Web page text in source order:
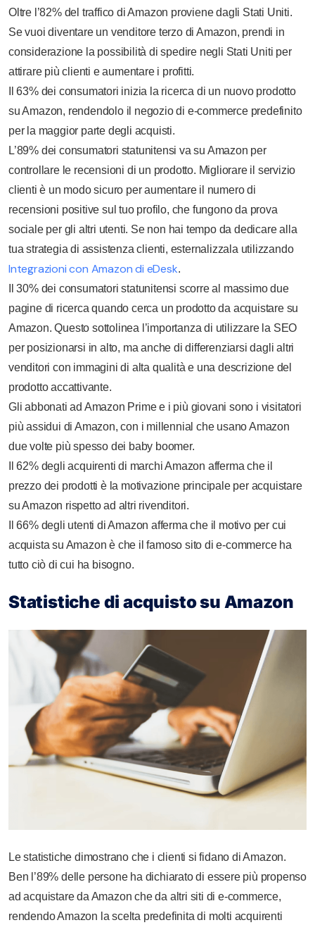
Oltre l’82% del traffico di Amazon proviene dagli Stati Uniti.
Se vuoi diventare un venditore terzo di Amazon, prendi in
considerazione la possibilità di spedire negli Stati Uniti per
attirare più clienti e aumentare i profitti.
Il 63% dei consumatori inizia la ricerca di un nuovo prodotto
su Amazon, rendendolo il negozio di e-commerce predefinito
per la maggior parte degli acquisti.
L’89% dei consumatori statunitensi va su Amazon per
controllare le recensioni di un prodotto. Migliorare il servizio
clienti è un modo sicuro per aumentare il numero di
recensioni positive sul tuo profilo, che fungono da prova
sociale per gli altri utenti. Se non hai tempo da dedicare alla
tua strategia di assistenza clienti, esternalizzala utilizzando
Integrazioni con Amazon di eDesk.
Il 30% dei consumatori statunitensi scorre al massimo due
pagine di ricerca quando cerca un prodotto da acquistare su
Amazon. Questo sottolinea l’importanza di utilizzare la SEO
per posizionarsi in alto, ma anche di differenziarsi dagli altri
venditori con immagini di alta qualità e una descrizione del
prodotto accattivante.
Gli abbonati ad Amazon Prime e i più giovani sono i visitatori
più assidui di Amazon, con i millennial che usano Amazon
due volte più spesso dei baby boomer.
Il 62% degli acquirenti di marchi Amazon afferma che il
prezzo dei prodotti è la motivazione principale per acquistare
su Amazon rispetto ad altri rivenditori.
Il 66% degli utenti di Amazon afferma che il motivo per cui
acquista su Amazon è che il famoso sito di e-commerce ha
tutto ciò di cui ha bisogno.
Statistiche di acquisto su Amazon
Le statistiche dimostrano che i clienti si fidano di Amazon.
Ben l’89% delle persone ha dichiarato di essere più propenso
ad acquistare da Amazon che da altri siti di e-commerce,
rendendo Amazon la scelta predefinita di molti acquirenti